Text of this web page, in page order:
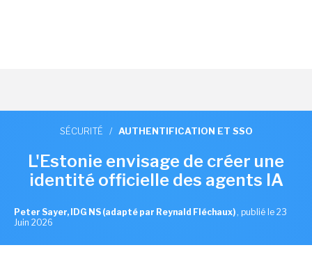
SÉCURITÉ / AUTHENTIFICATION ET SSO
L'Estonie envisage de créer une
identité officielle des agents IA
Peter Sayer, IDG NS (adapté par Reynald Fléchaux) , publié le 23
Juin 2026